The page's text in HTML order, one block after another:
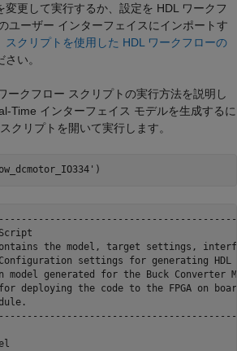
変更して実行するか、設定を HDL ワークフ
ユーザー インターフェイスにインポートす
スクリプトを使用した HDL ワークフローの
い。
ークフロー スクリプトの実行方法を説明し
Time インターフェイス モデルを生成するに
クリプトを開いて実行します。
Script
the model, target settings,
settings for generating HDL
model generated for the Buck Converter
deploying the code to the FPGA on